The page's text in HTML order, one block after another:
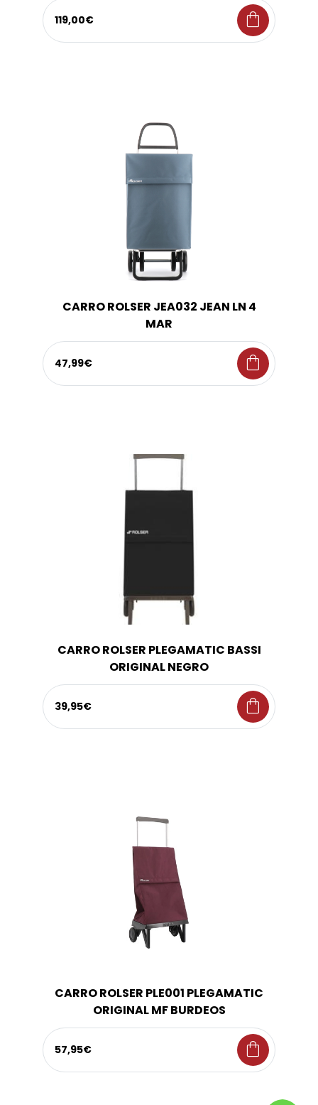
119,00€ shopping_bag
CARRO ROLSER JEA032 JEAN LN 4
MAR
47,99€ shopping_bag
CARRO ROLSER PLEGAMATIC BASSI
ORIGINAL NEGRO
39,95€ shopping_bag
CARRO ROLSER PLE001 PLEGAMATIC
ORIGINAL MF BURDEOS
57,95€ shopping_bag